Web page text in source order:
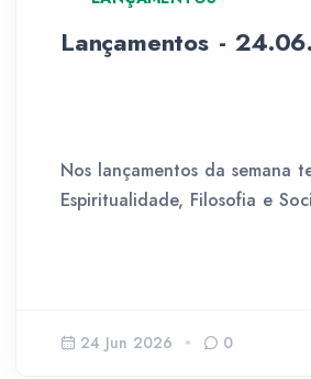
Lançamentos -
Nos lançamentos da semana
Espiritualidade, Filosofia e
24 Jun 2026 0